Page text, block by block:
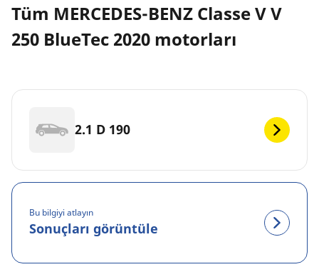
Tüm MERCEDES-BENZ Classe V V
250 BlueTec 2020 motorları
2.1 D 190
Bu bilgiyi atlayın
Sonuçları görüntüle